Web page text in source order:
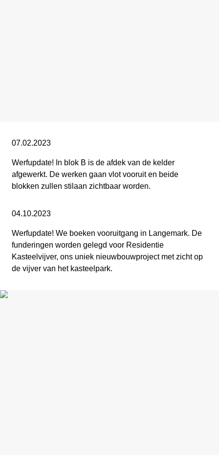
07.02.2023
Werfupdate! In blok B is de afdek van de kelder
afgewerkt. De werken gaan vlot vooruit en beide
blokken zullen stilaan zichtbaar worden.
04.10.2023
Werfupdate! We boeken vooruitgang in Langemark. De
funderingen worden gelegd voor Residentie
Kasteelvijver, ons uniek nieuwbouwproject met zicht op
de vijver van het kasteelpark.